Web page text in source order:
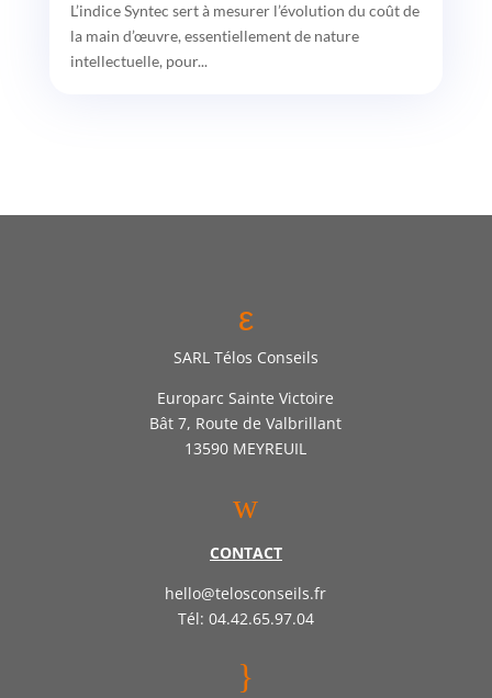
L’indice Syntec sert à mesurer l’évolution du coût de
la main d’œuvre, essentiellement de nature
intellectuelle, pour...
ε
SARL Télos Conseils
Europarc Sainte Victoire
Bât 7, Route de Valbrillant
13590 MEYREUIL
w
CONTACT
hello@telosconseils.fr
Tél: 04.42.65.97.04
}